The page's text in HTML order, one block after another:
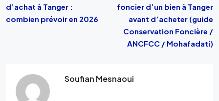
d’achat à Tanger :
combien prévoir en 2026
foncier d’un bien à Tanger
avant d’acheter (guide
Conservation Foncière /
ANCFCC / Mohafadati)
Soufian Mesnaoui